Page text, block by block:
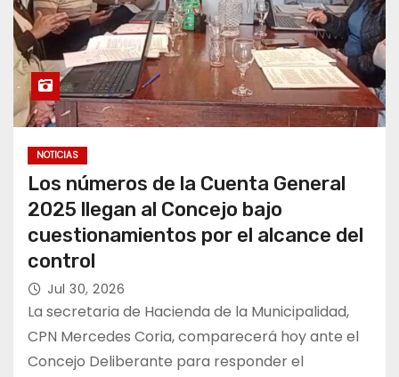
NOTICIAS
Los números de la Cuenta General
2025 llegan al Concejo bajo
cuestionamientos por el alcance del
control
Jul 30, 2026
La secretaria de Hacienda de la Municipalidad,
CPN Mercedes Coria, comparecerá hoy ante el
Concejo Deliberante para responder el